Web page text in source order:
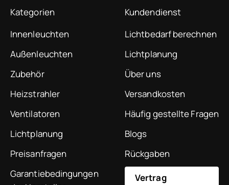
Kategorien
Innenleuchten
Außenleuchten
Zubehör
Heizstrahler
Ventilatoren
Lichtplanung
Preisanfragen
Garantiebedingungen
Kundendienst
Lichtbedarf berechnen
Lichtplanung
Über uns
Versandkosten
Häufig gestellte Fragen
Blogs
Rückgaben
Vertrag